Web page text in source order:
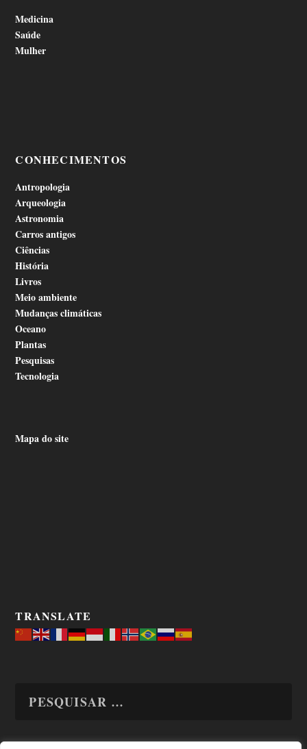
Medicina
Saúde
Mulher
CONHECIMENTOS
Antropologia
Arqueologia
Astronomia
Carros antigos
Ciências
História
Livros
Meio ambiente
Mudanças climáticas
Oceano
Plantas
Pesquisas
Tecnologia
Mapa do site
TRANSLATE